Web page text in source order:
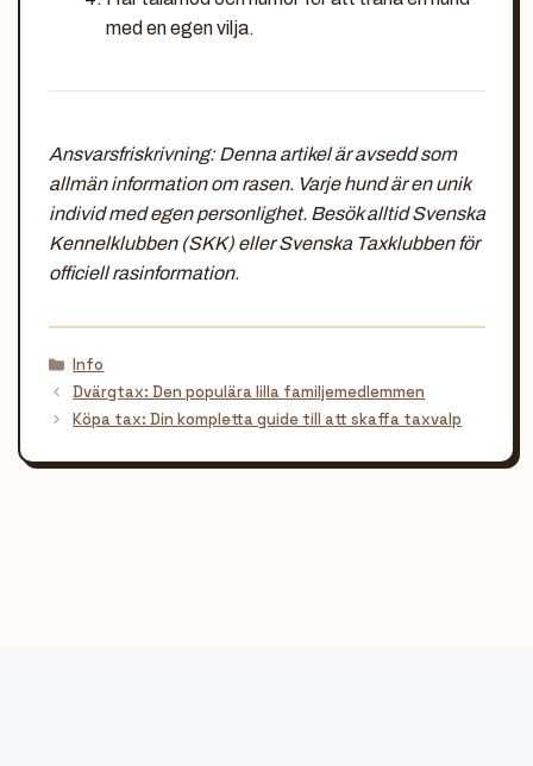
med en egen vilja.
Ansvarsfriskrivning: Denna artikel är avsedd som
allmän information om rasen. Varje hund är en unik
individ med egen personlighet. Besök alltid Svenska
Kennelklubben (SKK) eller Svenska Taxklubben för
officiell rasinformation.
Kategorier
Info
Dvärgtax: Den populära lilla familjemedlemmen
Köpa tax: Din kompletta guide till att skaffa taxvalp